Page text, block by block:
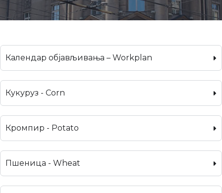
Календар објављивања – Workplan
Кукуруз - Corn
Кромпир - Potato
Пшеница - Wheat